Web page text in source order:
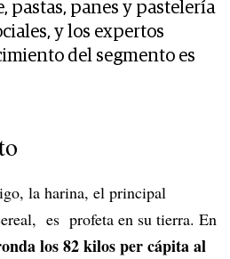
pastas, panes y pastelería
y los expertos
del segmento es
la harina, el principal
es profeta en su tierra. En
los 82 kilos per cápita al